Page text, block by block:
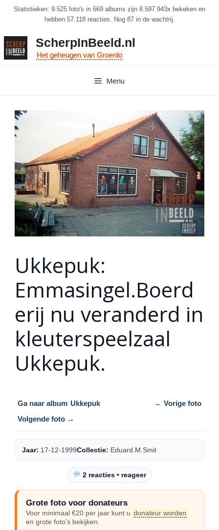
inhoud
Statistieken: 9.525 foto's in 669 albums zijn 8.597.943x bekeken en
hebben 57.118 reacties. Nog 87 in de wachtrij.
ScherpInBeeld.nl
Het geheugen van Groenlo
Menu
Ukkepuk:
Emmasingel.Boerd
erij nu veranderd in
kleuterspeelzaal
Ukkepuk.
Ga naar album Ukkepuk
← Vorige foto
Volgende foto →
Jaar: 17-12-1999Collectie: Eduard.M.Smit
2 reacties • reageer
Grote foto voor donateurs
Voor minimaal €20 per jaar kunt u donateur worden
en grote foto’s bekijken.